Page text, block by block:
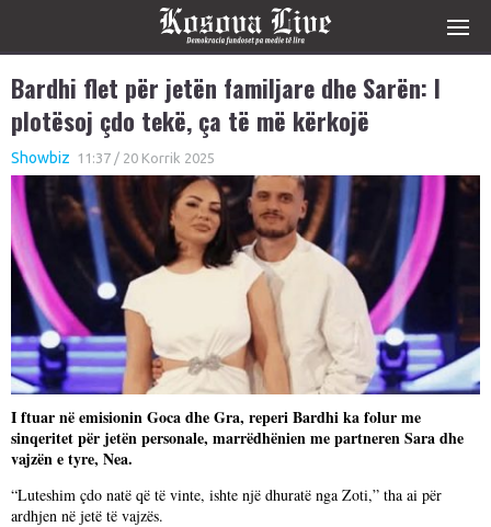
Bardhi flet për jetën familjare dhe Sarën: I
plotësoj çdo tekë, ça të më kërkojë
Showbiz 11:37 / 20 Korrik 2025
I ftuar në emisionin Goca dhe Gra, reperi Bardhi ka folur me
sinqeritet për jetën personale, marrëdhënien me partneren Sara dhe
vajzën e tyre, Nea.
“Luteshim çdo natë që të vinte, ishte një dhuratë nga Zoti,” tha ai për
ardhjen në jetë të vajzës.